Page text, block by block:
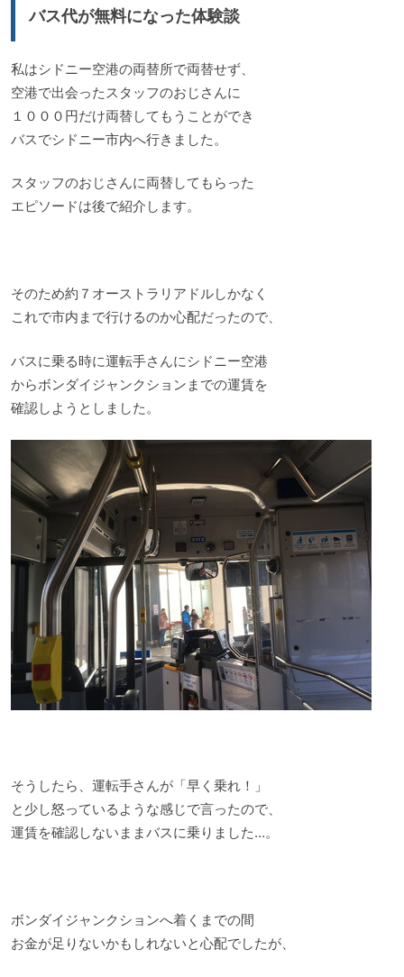
バス代が無料になった体験談
私はシドニー空港の両替所で両替せず、
空港で出会ったスタッフのおじさんに
１０００円だけ両替してもうことができ
バスでシドニー市内へ行きました。
スタッフのおじさんに両替してもらった
エピソードは後で紹介します。
そのため約７オーストラリアドルしかなく
これで市内まで行けるのか心配だったので、
バスに乗る時に運転手さんにシドニー空港
からボンダイジャンクションまでの運賃を
確認しようとしました。
そうしたら、運転手さんが「早く乗れ！」
と少し怒っているような感じで言ったので、
運賃を確認しないままバスに乗りました…。
ボンダイジャンクションへ着くまでの間
お金が足りないかもしれないと心配でしたが、